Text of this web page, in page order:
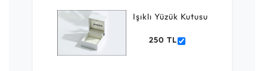
Işıklı Yüzük Kutusu
250 TL